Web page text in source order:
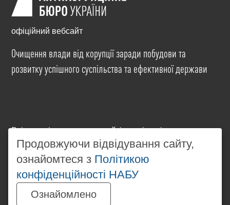
офіційний вебсайт
Очищення влади від корупції заради побудови та
розвитку успішного суспільства та ефективної держави
Всі матеріали на цьому сайті розміщені на умовах
ліцензіїCreative Commons Attribution-NonCommercial-
NoDerivatives 4.0 International. Використання будь-
яких матеріалів, розміщених на сайті, дозволяється
за умови посилання наwww.nabu.gov.ua
незалежності від повного або часткового
використання матеріалів.
Продовжуючи відвідування сайту,
ознайомтеся з Політикою
конфіденційності НАБУ
Ознайомлено